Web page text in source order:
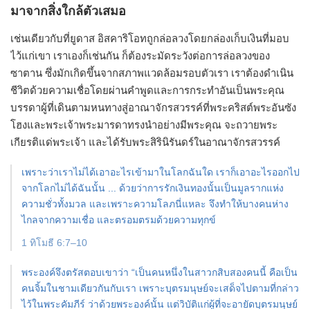
มาจากสิ่งใกล้ตัวเสมอ
เช่นเดียวกับที่ยูดาส อิสคาริโอทถูกล่อลวงโดยกล่องเก็บเงินที่มอบ
ไว้แก่เขา เราเองก็เช่นกัน ก็ต้องระมัดระวังต่อการล่อลวงของ
ซาตาน ซึ่งมักเกิดขึ้นจากสภาพแวดล้อมรอบตัวเรา เราต้องดำเนิน
ชีวิตด้วยความเชื่อโดยผ่านคำพูดและการกระทำอันเป็นพระคุณ
บรรดาผู้ที่เดินตามหนทางสู่อาณาจักรสวรรค์ที่พระคริสต์พระอันซัง
โฮงและพระเจ้าพระมารดาทรงนำอย่างมีพระคุณ จะถวายพระ
เกียรติแด่พระเจ้า และได้รับพระสิรินิรันดร์ในอาณาจักรสวรรค์
เพราะว่าเราไม่ได้เอาอะไรเข้ามาในโลกฉันใด เราก็เอาอะไรออกไป
จากโลกไม่ได้ฉันนั้น ... ด้วยว่าการรักเงินทองนั้นเป็นมูลรากแห่ง
ความชั่วทั้งมวล และเพราะความโลภนี่แหละ จึงทำให้บางคนห่าง
ไกลจากความเชื่อ และตรอมตรมด้วยความทุกข์
1 ทิโมธี 6:7–10
พระองค์จึงตรัสตอบเขาว่า “เป็นคนหนึ่งในสาวกสิบสองคนนี้ คือเป็น
คนจิ้มในชามเดียวกันกับเรา เพราะบุตรมนุษย์จะเสด็จไปตามที่กล่าว
ไว้ในพระคัมภีร์ ว่าด้วยพระองค์นั้น แต่วิบัติแก่ผู้ที่จะอายัดบุตรมนุษย์